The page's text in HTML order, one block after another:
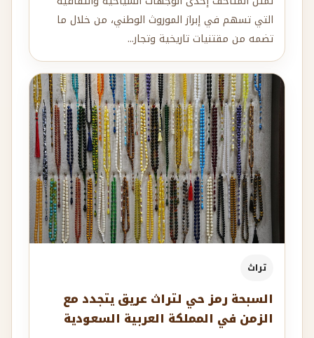
التي تسهم في إبراز الموروث الوطني، من خلال ما
تضمه من مقتنيات تاريخية وتجار...
تراث
السبحة رمز حي لتراث عريق يتجدد مع
الزمن في المملكة العربية السعودية